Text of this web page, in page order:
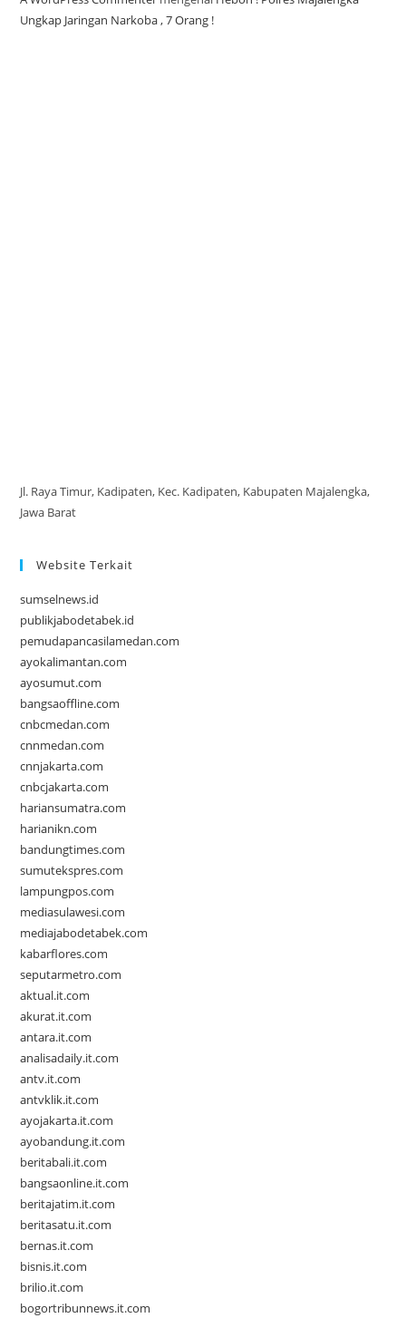
Ungkap Jaringan Narkoba , 7 Orang !
Jl. Raya Timur, Kadipaten, Kec. Kadipaten, Kabupaten Majalengka,
Jawa Barat
Website Terkait
sumselnews.id
publikjabodetabek.id
pemudapancasilamedan.com
ayokalimantan.com
ayosumut.com
bangsaoffline.com
cnbcmedan.com
cnnmedan.com
cnnjakarta.com
cnbcjakarta.com
hariansumatra.com
harianikn.com
bandungtimes.com
sumutekspres.com
lampungpos.com
mediasulawesi.com
mediajabodetabek.com
kabarflores.com
seputarmetro.com
aktual.it.com
akurat.it.com
antara.it.com
analisadaily.it.com
antv.it.com
antvklik.it.com
ayojakarta.it.com
ayobandung.it.com
beritabali.it.com
bangsaonline.it.com
beritajatim.it.com
beritasatu.it.com
bernas.it.com
bisnis.it.com
brilio.it.com
bogortribunnews.it.com